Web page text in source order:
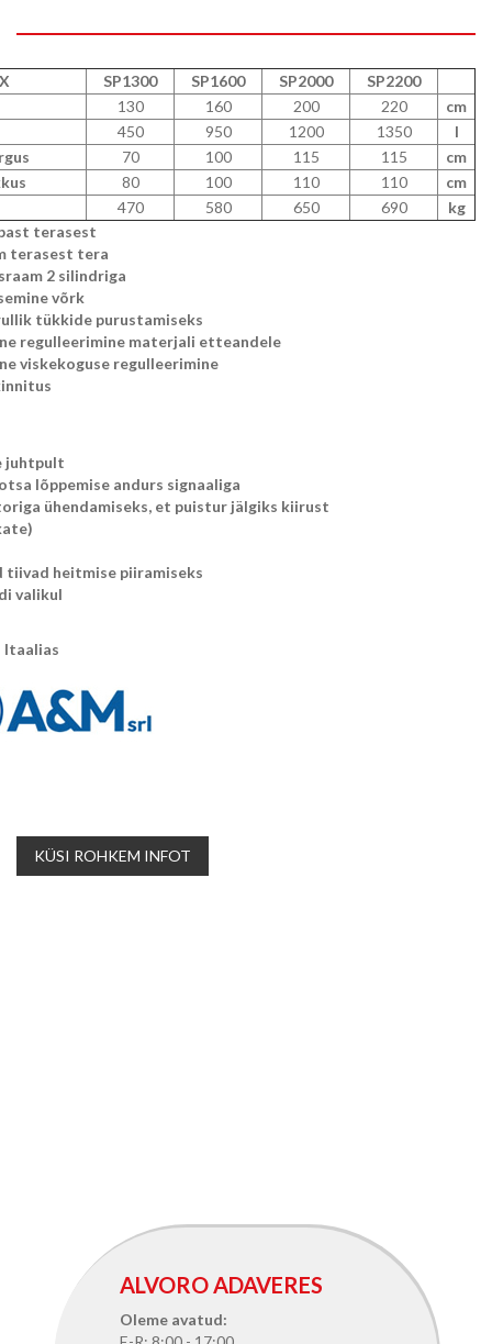
SP1300 SP1600 SP2000
SP2200
130
160 200 220
cm
450
950 1200 1350
l
70 100 115 115
cm
80 100 110 110
cm
470
580 650 690
kg
terasest
terasest tera
2 silindriga
võrk
tükkide purustamiseks
regulleerimine materjali etteandele
viskekoguse regulleerimine
juhtpult
lõppemise andurs signaaliga
ühendamiseks, et puistur jälgiks kiirust
tiivad heitmise piiramiseks
valikul
KÜSI ROHKEM INFOT
ALVORO ADAVERES
Oleme avatud: